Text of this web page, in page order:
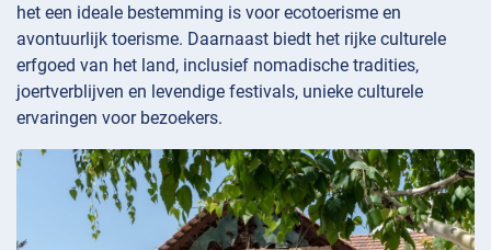
het een ideale bestemming is voor ecotoerisme en
avontuurlijk toerisme. Daarnaast biedt het rijke culturele
erfgoed van het land, inclusief nomadische tradities,
joertverblijven en levendige festivals, unieke culturele
ervaringen voor bezoekers.